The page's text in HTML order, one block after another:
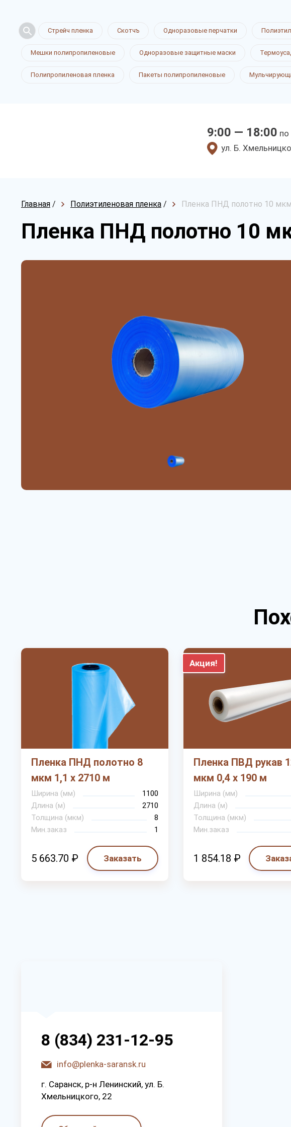
Стрейч пленка Скотчъ Одноразовые перчатки
Мешки полипропиленовые Одноразовые защитные маски
Полипропиленовая пленка Пакеты полипропиленовые
9:00 — 18:00
ул. Б.
Главная / Полиэтиленовая пленка / Пленка ПНД полотно 10
Пленка ПНД полотно 10
Пленка ПНД полотно 8
мкм 1,1 х 2710 м
Ширина (мм)
1100
Длина (м)
2710
Толщина (мкм)
8
Мин.заказ
1
5 663.70 ₽ Заказать
Акция!
Пленка ПВД рукав
мкм 0,4 х 190 м
Ширина (мм)
Длина (м)
Толщина (мкм)
Мин.заказ
1 854.18 ₽
8 (834) 231-12-95
info@plenka-saransk.ru
г. Capaнcк, p-н Лeнинcкий, ул. Б.
Хмeльницкoгo, 22